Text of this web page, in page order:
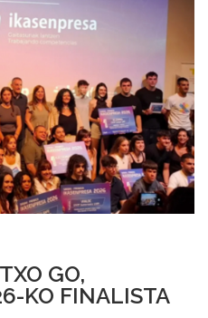
GO,
KO FINALISTA